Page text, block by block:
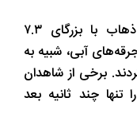
در زلزله ۲۱ آبان ۱۳۹۶ ازگله سرپل ذهاب با بزرگای ۷.۳
آبی، شبیه به
برخی از شاهدان
تنها چند ثانیه بعد